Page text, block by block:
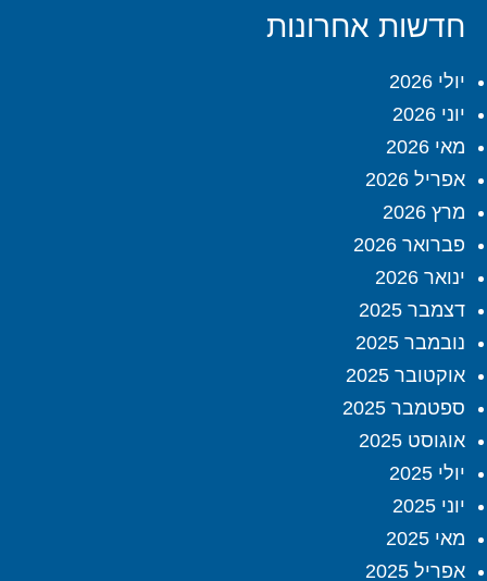
חדשות אחרונות
יולי 2026
יוני 2026
מאי 2026
אפריל 2026
מרץ 2026
פברואר 2026
ינואר 2026
דצמבר 2025
נובמבר 2025
אוקטובר 2025
ספטמבר 2025
אוגוסט 2025
יולי 2025
יוני 2025
מאי 2025
אפריל 2025